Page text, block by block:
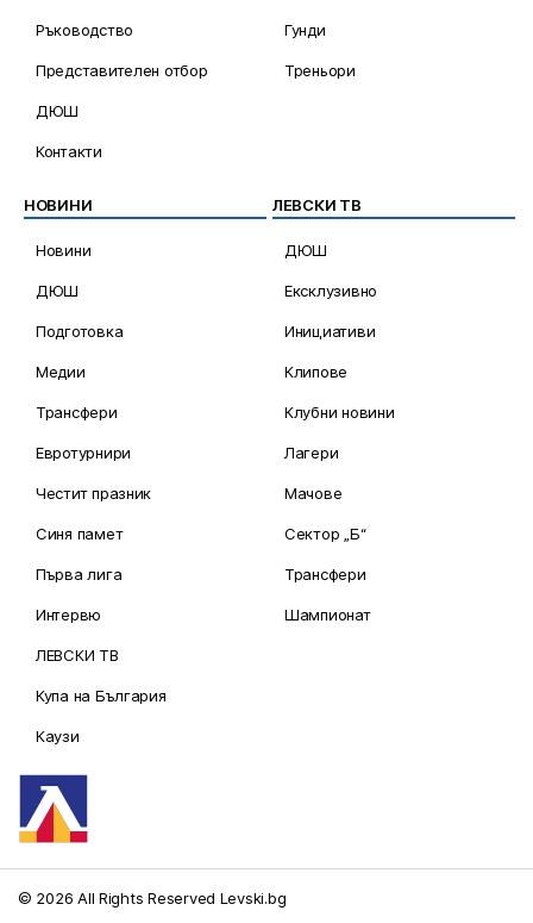
Ръководство
Представителен отбор
ДЮШ
Контакти
Гунди
Треньори
НОВИНИ
Новини
ДЮШ
Подготовка
Медии
Трансфери
Евротурнири
Честит празник
Синя памет
Първа лига
Интервю
ЛЕВСКИ ТВ
Купа на България
Каузи
ЛЕВСКИ ТВ
ДЮШ
Ексклузивно
Инициативи
Клипове
Клубни новини
Лагери
Мачове
Сектор „Б“
Трансфери
Шампионат
© 2026 All Rights Reserved Levski.bg